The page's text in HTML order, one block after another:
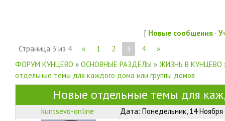
[ Новые сообщения ·
Страница 3 из 4 « 1 2 3 4
»
ФОРУМ КУНЦЕВО » ОСНОВНЫЕ РАЗДЕЛЫ » ЖИЗНЬ В КУНЦЕВО
отдельные темы для каждого дома или группы домов
Новые отдельные темы для
kuntsevo-online Дата: Понедельник, 14